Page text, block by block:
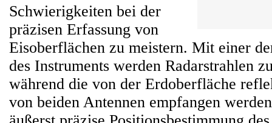
Schwierigkeiten bei der
präzisen Erfassung von
Eisoberflächen zu meistern. Mit einer
des Instruments werden Radarstrahlen
während die von der Erdoberfläche
von beiden Antennen empfangen